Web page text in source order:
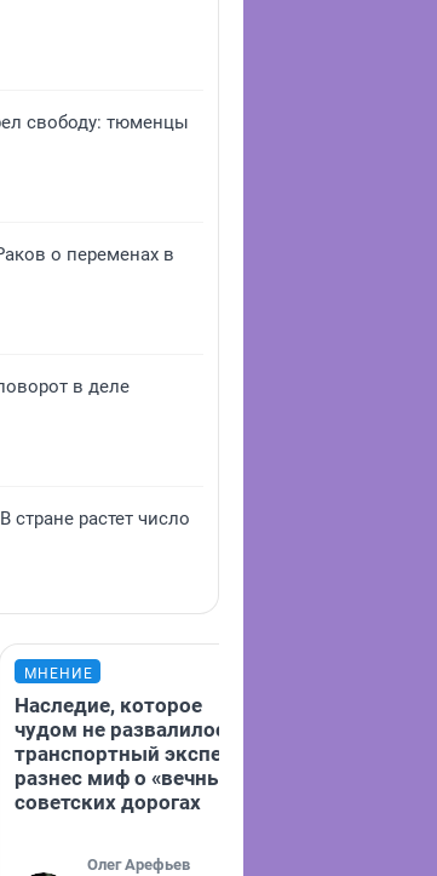
свободу: тюменцы
о переменах в
в деле
стране растет число
МНЕНИЕ
Наследие, которое
чудом не развалилось:
транспортный эксперт
разнес миф о «вечных»
советских дорогах
Олег Арефьев